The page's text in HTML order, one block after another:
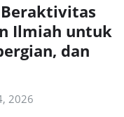
Beraktivitas
Ilmiah untuk
dan
2026